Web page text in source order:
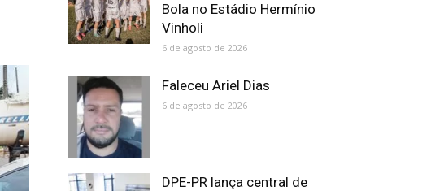
Bola no Estádio Hermínio
Vinholi
6 de agosto de 2026
Faleceu Ariel Dias
6 de agosto de 2026
DPE-PR lança central de